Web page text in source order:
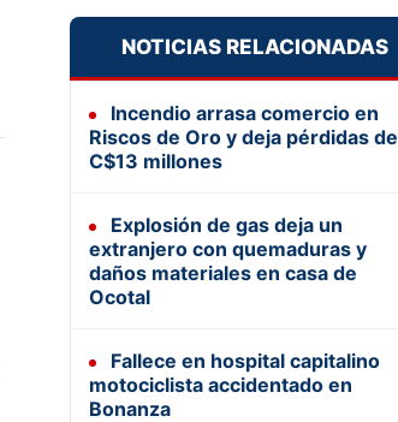
NOTICIAS RELACIONADAS
Incendio arrasa comercio en
Riscos de Oro y deja pérdidas de
C$13 millones
Explosión de gas deja un
extranjero con quemaduras y
daños materiales en casa de
Ocotal
Fallece en hospital capitalino
motociclista accidentado en
Bonanza